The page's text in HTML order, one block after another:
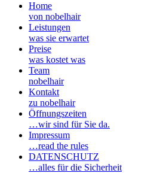
Home
von nobelhair
Leistungen
was sie erwartet
Preise
was kostet was
Team
nobelhair
Kontakt
zu nobelhair
Öffnungszeiten
…wir sind für Sie da.
Impressum
…read the rules
DATENSCHUTZ
…alles für die Sicherheit